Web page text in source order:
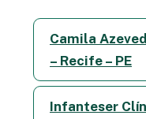
Camila
– Recife – PE
Infanteser